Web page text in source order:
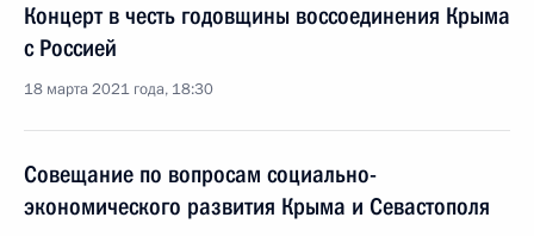
Концерт в честь годовщины воссоединения Крыма
с Россией
18 марта 2021 года, 18:30
Совещание по вопросам социально-
экономического развития Крыма и Севастополя